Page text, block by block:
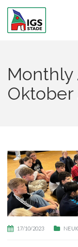
Monthly
Oktober
17/10/2023